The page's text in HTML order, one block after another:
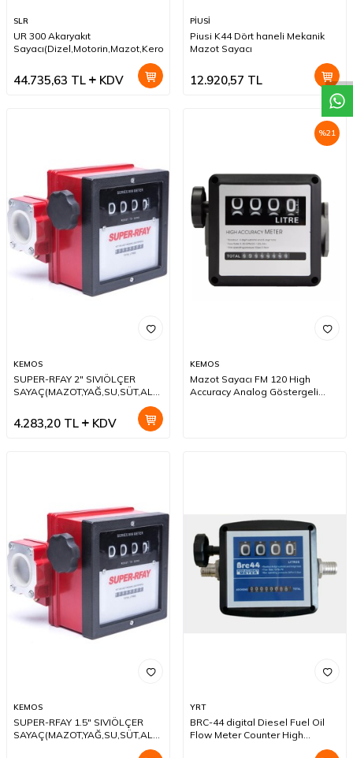
W
h
a
t
a
p
p
D
e
s
t
e
H
a
t
t
SLR
UR 300 Akaryakıt
Sayacı(Dizel,Motorin,Mazot,Kerosen)
44.735,63 TL KDV
PİUSİ
Piusi K44 Dört haneli Mekanik
Mazot Sayacı
12.920,57 TL
KEMOS
SUPER-RFAY 2" SIVIÖLÇER
SAYAÇ(MAZOT,YAĞ,SU,SÜT,ALKOL
4.283,20 TL KDV
%21
KEMOS
Mazot Sayacı FM 120 High
Accuracy Analog Göstergeli
KEMOS
SUPER-RFAY 1.5" SIVIÖLÇER
SAYAÇ(MAZOT,YAĞ,SU,SÜT,ALKOL
YRT
BRC-44 digital Diesel Fuel Oil
Flow Meter Counter High